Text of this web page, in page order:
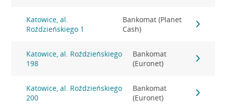
Katowice, al.
Roździeńskiego 1
Bankomat (Planet
Cash)
Katowice, al. Roździeńskiego
198
Bankomat
(Euronet)
Katowice, al. Roździeńskiego
200
Bankomat
(Euronet)